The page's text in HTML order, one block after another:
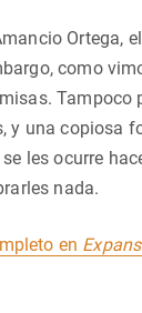
Ortega,
como
Tampoco
y una copiosa
les ocurre
nada.
en